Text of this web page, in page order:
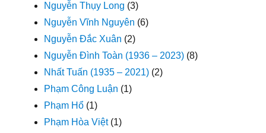
Nguyễn Thụy Long (3)
Nguyễn Vĩnh Nguyên (6)
Nguyễn Đắc Xuân (2)
Nguyễn Đình Toàn (1936 – 2023) (8)
Nhất Tuấn (1935 – 2021) (2)
Phạm Công Luận (1)
Phạm Hổ (1)
Phạm Hòa Việt(1)